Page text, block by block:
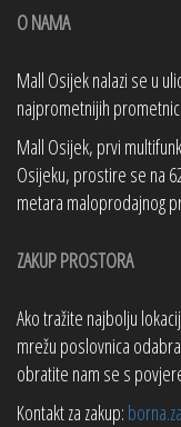
O NAMA
Mall Osijek nalazi se u
najprometnijih
Mall Osijek, prvi
Osijeku, prostire se na
metara maloprodajnog
ZAKUP PROSTORA
Ako tražite najbolju
mrežu poslovnica
obratite nam se s
Kontakt za zakup: